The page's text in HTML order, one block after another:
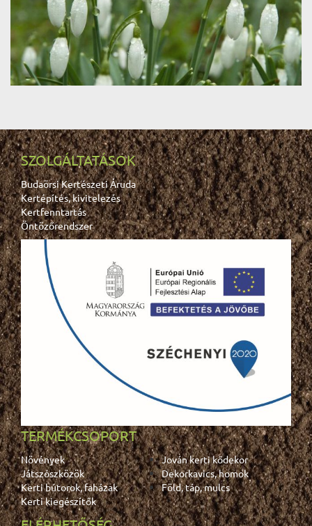
SZOLGÁLTATÁSOK
Budaörsi Kertészeti Áruda
Kertépítés, kivitelezés
Kertfenntartás
Öntözőrendszer
TERMÉKCSOPORT
Növények
Jován kerti kődekor
Játszószközök
Dekorkavics, homok
Kerti bútorok, faházak
Föld, táp, mulcs
Kerti kiegészítők